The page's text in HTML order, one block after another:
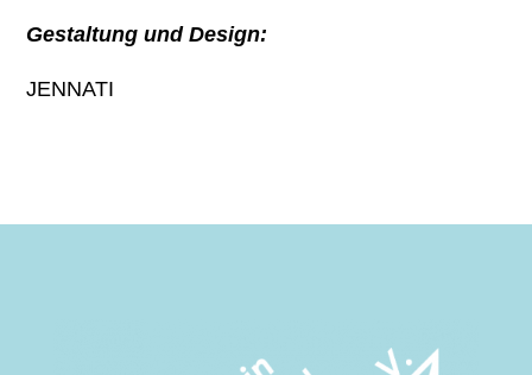
Gestaltung und Design:
JENNATI